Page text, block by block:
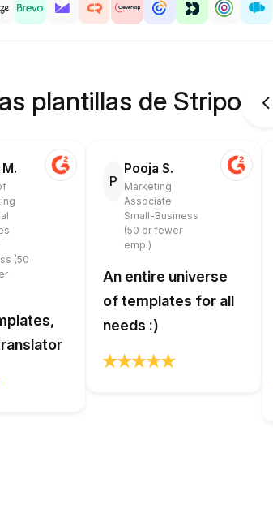
plantillas de Stripo
(50
P
Pooja S.
Marketing
Associate
Small-Business
(50 or fewer
emp.)
An entire universe
of templates for all
needs :)